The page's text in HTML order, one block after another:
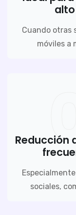
Cuando otras
móviles a
Reducción
sociales,